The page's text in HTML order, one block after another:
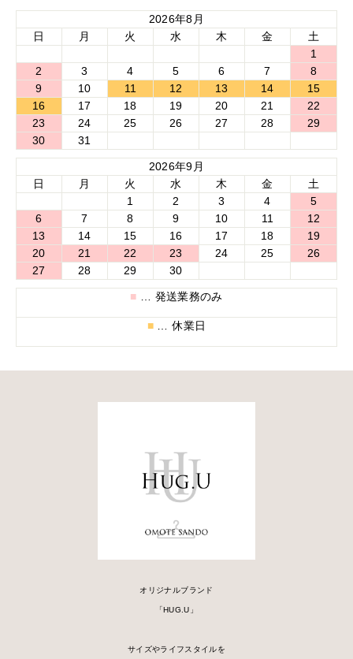
2026年8月
日
月 火 水 木 金
土
1
2
3 4 5 6 7
8
9
10 11 12 13 14
15
16
17 18 19 20 21
22
23
24 25 26 27 28
29
30
31
2026年9月
日
月 火 水 木 金
土
1
2 3 4
5
6
7 8 9 10 11
12
13
14 15 16 17 18
19
20
21 22 23 24 25
26
27
28 29 30
■ … 発送業務のみ
■ … 休業日
オリジナルブランド
「HUG.U」
サイズやライフスタイルを